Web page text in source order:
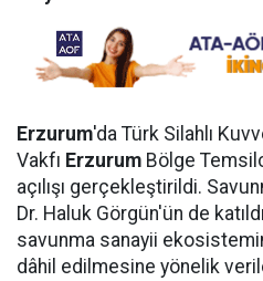
Erzurum'da Türk Silahlı
Vakfı Erzurum Bölge
açılışı gerçekleştirildi.
Dr. Haluk Görgün'ün de
savunma sanayii
dâhil edilmesine yönelik